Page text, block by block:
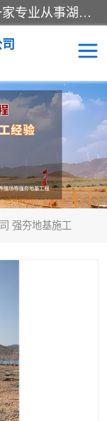
湖南业峻强夯基础工程有限公司是一家专业从事湖南强夯基础工程、强夯机租赁，地基处理的施工单位。业务覆盖：湖南、广东，江西等地。可承接1000KN.m-25000KN.m强夯（置换）工程。公司创始人是国内较早期从事强夯施工的建设者，经过多年的一步一个脚印的发展，在行业内具有较高的度和良好的口碑。
强夯地基施工
赁
队伍